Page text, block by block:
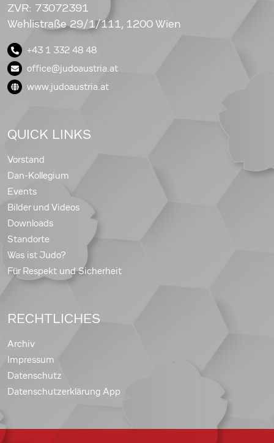
ZVR: 73072391
Wehlistraße 29/1/111, 1200 Wien
+43 1 332 48 48
office@judoaustria.at
www.judoaustria.at
QUICK LINKS
Vorstand
Dan-Kollegium
Events
Bilder und Videos
Downloads
Standorte
Was ist Judo?
Für Respekt und Sicherheit
RECHTLICHES
Archiv
Impressum
Datenschutz
Datenschutzerklärung App